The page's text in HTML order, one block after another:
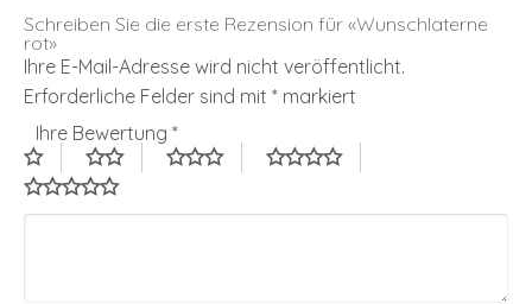
Schreiben Sie die erste Rezension für «Wunschlaterne
rot»
Ihre E-Mail-Adresse wird nicht veröffentlicht.
Erforderliche Felder sind mit * markiert
Ihre Bewertung *